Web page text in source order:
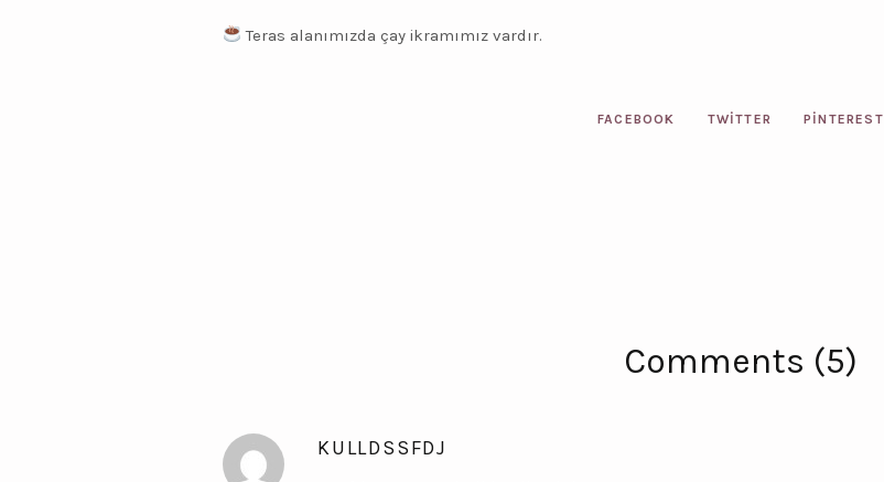
Teras alanımızda çay ikramımız vardır.
FACEBOOK TWITTER PINTEREST
Comments (5)
KULLDSSFDJ